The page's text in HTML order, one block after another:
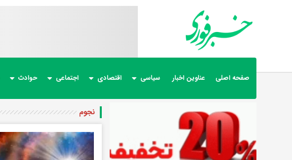
صفحه اصلی عناوین اخبار سیاسی اقتصادی اجتماعی حوادث
نجوم